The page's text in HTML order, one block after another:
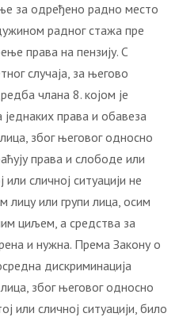
за одређено радно место
радног стажа пре
права на пензију. С
случаја, за његово
члана 8. којом је
права и обавеза
због његовог односно
права и слободе или
сличној ситуацији не
лицу или групи лица, осим
циљем, а средства за
и нужна. Према Закону о
дискриминација
због његовог односно
или сличној ситуацији, било